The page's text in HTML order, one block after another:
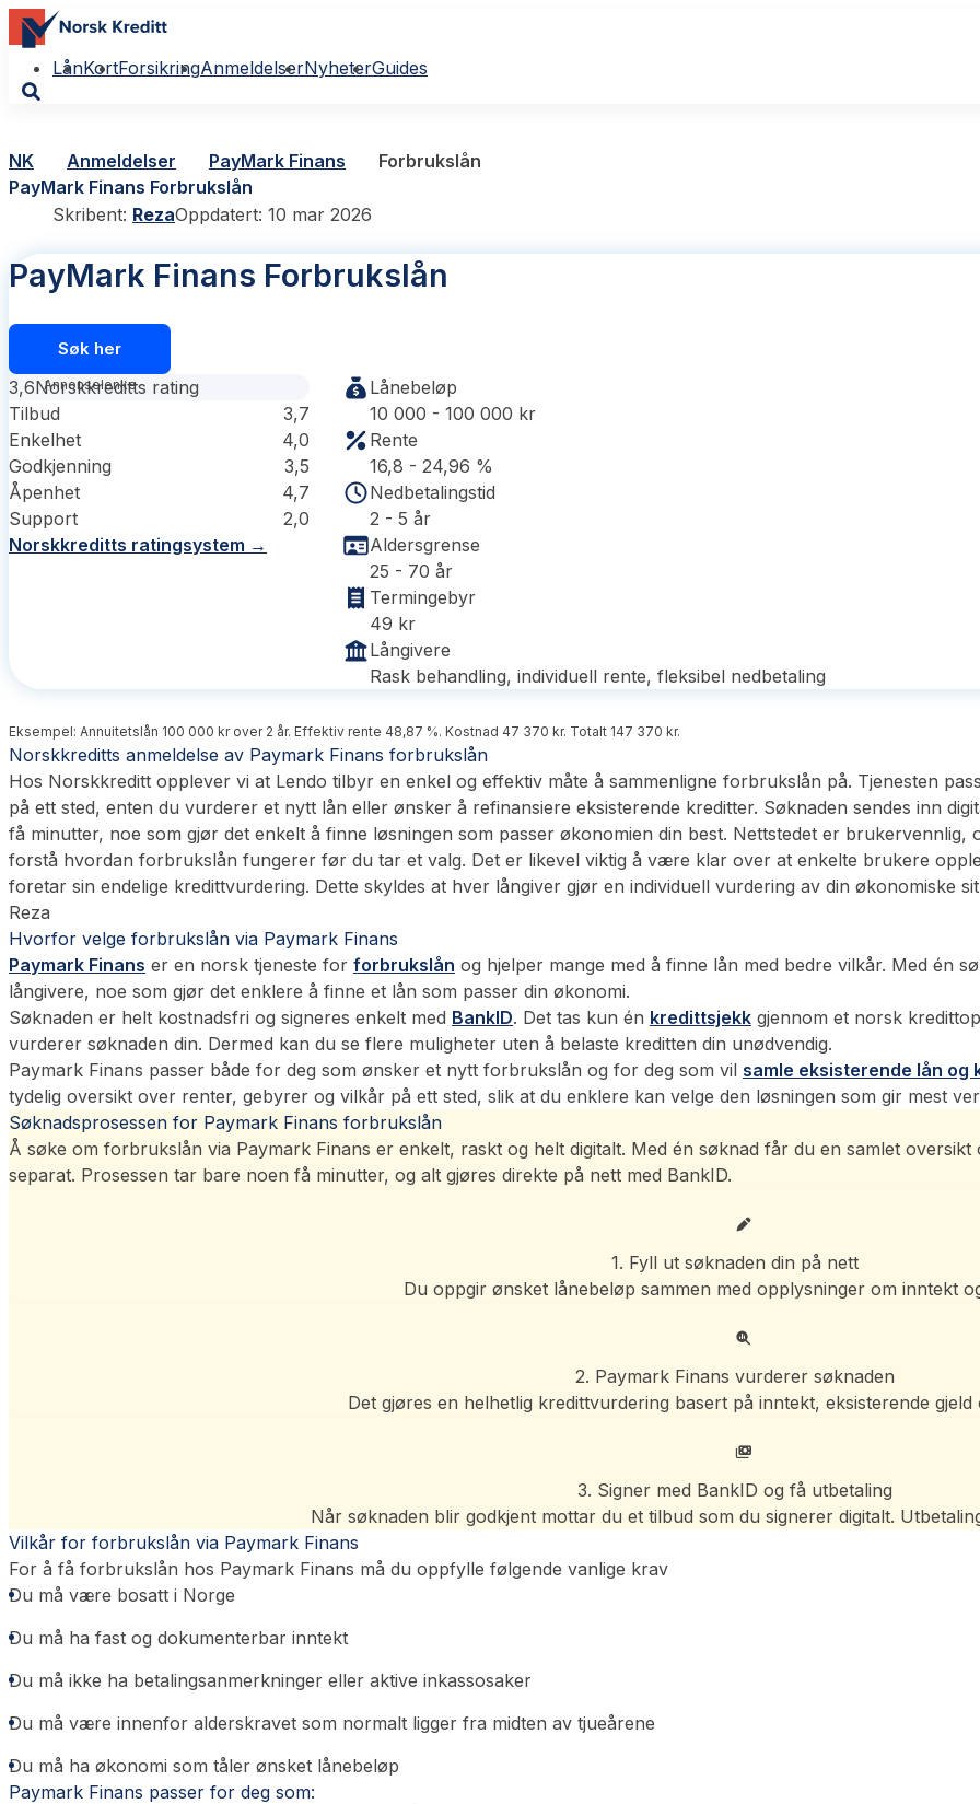
LånKortForsikringAnmeldelserNyheterGuides
NK Anmeldelser PayMark Finans
Forbrukslån
PayMark Finans Forbrukslån
Skribent: RezaOppdatert: 10 mar 2026
PayMark Finans Forbrukslån
Søk her
3,6Norskkreditts rating
Tilbud
3,7
Enkelhet
4,0
Godkjenning
3,5
Åpenhet
4,7
Support
2,0
Norskkreditts ratingsystem →
Lånebeløp
10 000 - 100 000 kr
Rente
16,8 - 24,96 %
Nedbetalingstid
2 - 5 år
Aldersgrense
25 - 70 år
Termingebyr
49 kr
Långivere
Rask behandling, individuell rente, fleksibel nedbetaling
Eksempel: Annuitetslån 100 000 kr over 2 år. Effektiv rente 48,87 %. Kostnad 47 370 kr. Totalt 147 370 kr.
Norskkreditts anmeldelse av Paymark Finans forbrukslån
Hos Norskkreditt opplever vi at Lendo tilbyr en enkel og effektiv måte å sammenligne forbrukslån på. Tjenesten
på ett sted, enten du vurderer et nytt lån eller ønsker å refinansiere eksisterende kreditter. Søknaden sendes inn
få minutter, noe som gjør det enkelt å finne løsningen som passer økonomien din best. Nettstedet er
forstå hvordan forbrukslån fungerer før du tar et valg. Det er likevel viktig å være klar over at enkelte brukere
foretar sin endelige kredittvurdering. Dette skyldes at hver långiver gjør en individuell vurdering av din økonomiske
Reza
Hvorfor velge forbrukslån via Paymark Finans
Paymark Finans er en norsk tjeneste for forbrukslån og hjelper mange med å finne lån med bedre vilkår. Med én
långivere, noe som gjør det enklere å finne et lån som passer din økonomi.
Søknaden er helt kostnadsfri og signeres enkelt med BankID. Det tas kun én kredittsjekk gjennom et norsk
vurderer søknaden din. Dermed kan du se flere muligheter uten å belaste kreditten din unødvendig.
Paymark Finans passer både for deg som ønsker et nytt forbrukslån og for deg som vil samle eksisterende lån og
tydelig oversikt over renter, gebyrer og vilkår på ett sted, slik at du enklere kan velge den løsningen som gir mest
Søknadsprosessen for Paymark Finans forbrukslån
Å søke om forbrukslån via Paymark Finans er enkelt, raskt og helt digitalt. Med én søknad får du en samlet
separat. Prosessen tar bare noen få minutter, og alt gjøres direkte på nett med BankID.
1. Fyll ut søknaden din på nett
Du oppgir ønsket lånebeløp sammen med opplysninger om inntekt
2. Paymark Finans vurderer søknaden
Det gjøres en helhetlig kredittvurdering basert på inntekt, eksisterende gjeld
3. Signer med BankID og få utbetaling
Når søknaden blir godkjent mottar du et tilbud som du signerer digitalt.
Vilkår for forbrukslån via Paymark Finans
For å få forbrukslån hos Paymark Finans må du oppfylle følgende vanlige krav
Du må være bosatt i Norge
Du må ha fast og dokumenterbar inntekt
Du må ikke ha betalingsanmerkninger eller aktive inkassosaker
Du må være innenfor alderskravet som normalt ligger fra midten av tjueårene
Du må ha økonomi som tåler ønsket lånebeløp
Paymark Finans passer for deg som: